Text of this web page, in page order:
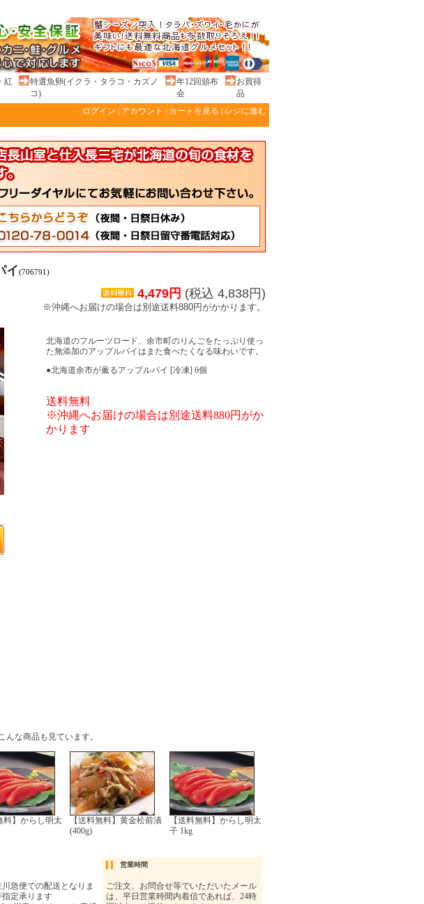
紅
特選魚卵(イクラ・タラコ・カズノ
コ)
年12回頒布
会
お買得
品
ログイン アカウント カートを見る レジに進む
イ(706791)
4,479円 (税込 4,838円)
※沖縄へお届けの場合は別途送料880円がかかります。
北海道のフルーツロード、余市町のりんごをたっぷり使っ
た無添加のアップルパイはまた食べたくなる味わいです。
●北海道余市が薫るアップルパイ [冷凍] 6個
送料無料
※沖縄へお届けの場合は別途送料880円がか
かります
んな商品も見ています。
料】からし明太
【送料無料】黄金松前漬
(400g)
【送料無料】からし明太
子 1kg